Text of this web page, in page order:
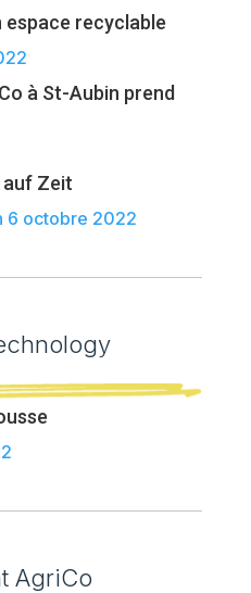
espace recyclable
à St-Aubin prend
auf Zeit
6 octobre 2022
AgriCo